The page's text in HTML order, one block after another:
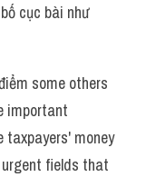
cục bài như
some others
important
money
fields that